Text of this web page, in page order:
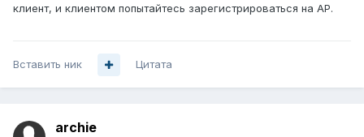
клиент, и клиентом попытайтесь зарегистрироваться на АР.
Вставить ник Цитата
archie